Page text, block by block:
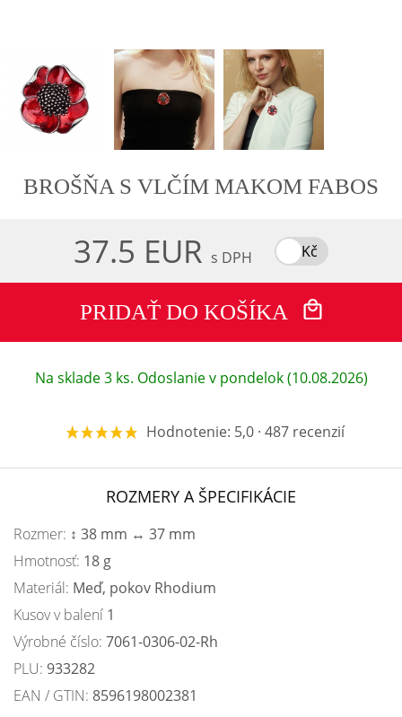
BROŠŇA S VLČÍM MAKOM FABOS
37.5 EUR s DPH Kč
PRIDAŤ DO KOŠÍKA
Na sklade 3 ks. Odoslanie v pondelok (10.08.2026)
Hodnotenie: 5,0 · 487 recenzií
ROZMERY A ŠPECIFIKÁCIE
Rozmer: ↕ 38 mm ↔ 37 mm
Hmotnosť: 18 g
Materiál: Meď, pokov Rhodium
Kusov v balení 1
Výrobné číslo: 7061-0306-02-Rh
PLU: 933282
EAN / GTIN: 8596198002381